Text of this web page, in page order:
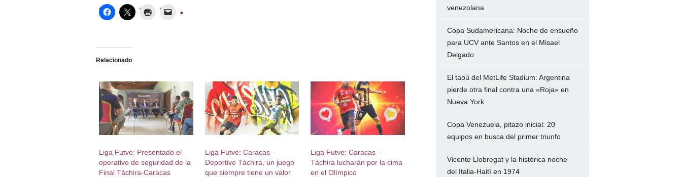
Relacionado
Liga Futve: Presentado el
operativo de seguridad de la
Final Táchira-Caracas
Liga Futve: Caracas –
Deportivo Táchira, un juego
que siempre tiene un valor
Liga Futve: Caracas –
Táchira lucharán por la cima
en el Olímpico
venezolana
Copa Sudamericana: Noche de ensueño
para UCV ante Santos en el Misael
Delgado
El tabú del MetLife Stadium: Argentina
pierde otra final contra una «Roja» en
Nueva York
Copa Venezuela, pitazo inicial: 20
equipos en busca del primer triunfo
Vicente Llobregat y la histórica noche
del Italia-Haití en 1974